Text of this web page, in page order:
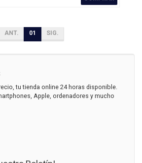
ANT. 01 SIG.
tu tienda online 24 horas disponible.
Apple, ordenadores y mucho